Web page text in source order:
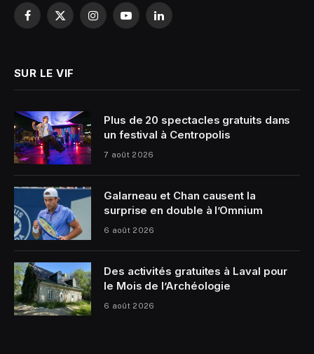
Facebook
X
InstagramYouTubeLinkedIn
SUR LE VIF
Plus de 20 spectacles gratuits dans
un festival à Centropolis
7 août 2026
Galarneau et Chan causent la
surprise en double à l’Omnium
6 août 2026
Des activités gratuites à Laval pour
le Mois de l’Archéologie
6 août 2026